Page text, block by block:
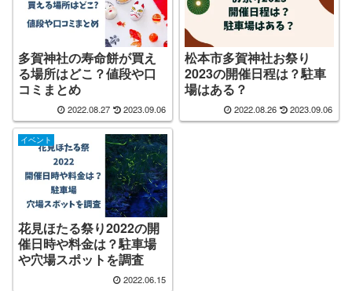
多賀神社の寿命餅が買え
る場所はどこ？値段や口
コミまとめ
2022.08.27 2023.09.06
松本市多賀神社お祭り
2023の開催日程は？駐車
場はある？
2022.08.26 2023.09.06
イベント
花見ほたる祭り2022の開
催日時や料金は？駐車場
や穴場スポットを調査
2022.06.15